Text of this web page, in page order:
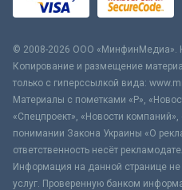
© 2008-2026 ООО «МинфинМедиа».
Копирование и размещение
только с гиперссылкой вида:
Материалы с пометками «Р»,
«Спецпроект», «Новости
понимании Закона Украины «О
ответственность несёт
Информация на данной странице
услуг. Проверенную банком